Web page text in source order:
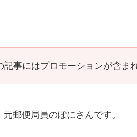
記事にはプロモーションが含ま
元郵便局員のぽにさんです。